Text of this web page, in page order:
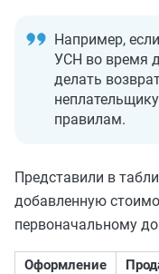
Например,
УСН во время
делать
правилам.
Представили в
добавленную
первоначальному
Оформление